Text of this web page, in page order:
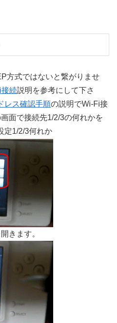
方式ではないと繋がりませ
続説明を参考にして下さ
レス確認手順の説明でWi-Fi接
面で接続先1/2/3の何れかを
定1/2/3何れか
きます。